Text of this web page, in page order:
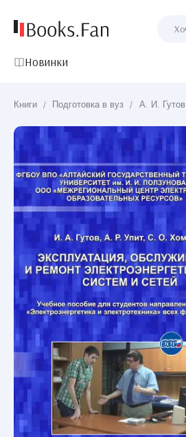
Новинки
Книги / Подготовка в вуз / А. И. Гутов